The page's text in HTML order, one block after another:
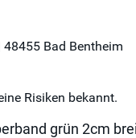
48455 Bad Bentheim
Risiken bekannt.
grün 2cm